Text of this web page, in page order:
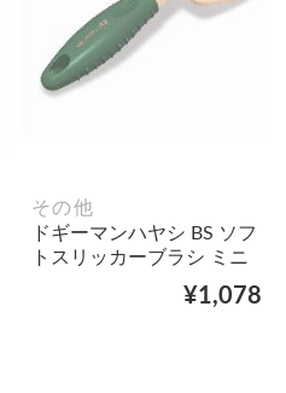
その他
ドギーマンハヤシ BS ソフ
トスリッカーブラシ ミニ
¥1,078